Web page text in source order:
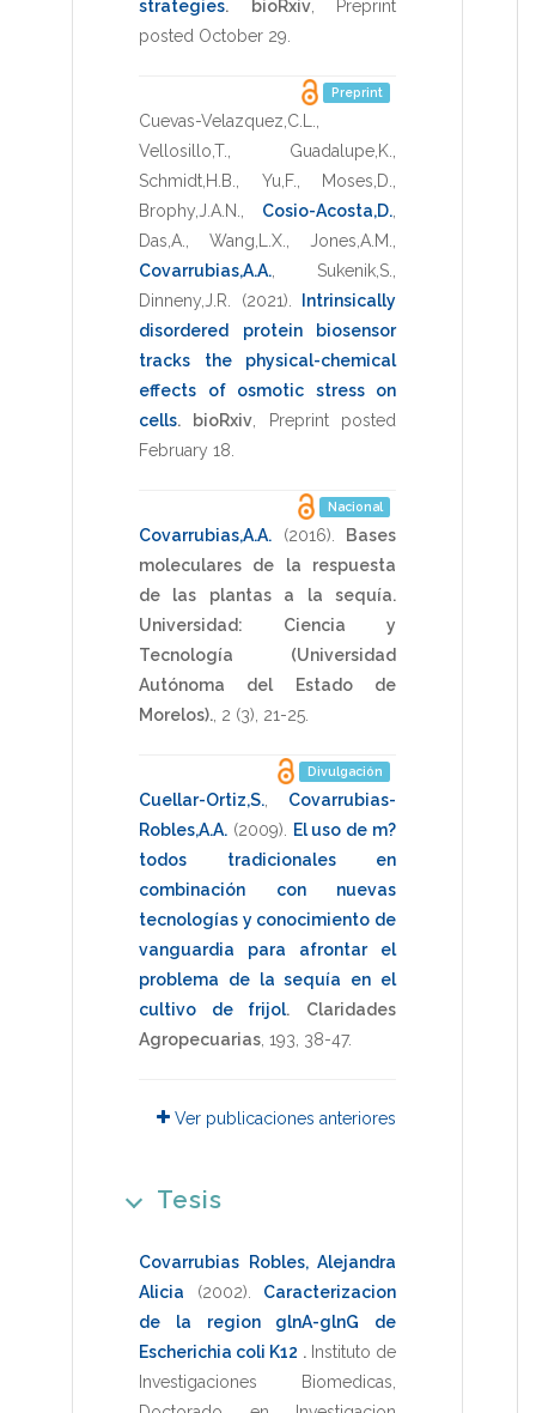
strategies. bioRxiv,
Preprint
posted October 29
Preprint
Cuevas-Velazquez,C.L.
Vellosillo,T.
Guadalupe,K.
Schmidt,H.B.
Yu,F. Moses,D.
Brophy,J.A.N.
Cosio-Acosta,D.
Das,A.
Wang,L.X. Jones,A.M.
Covarrubias,A.A.
Sukenik,S.
Dinneny,J.R.
(2021)
Intrinsically
disordered protein biosensor
tracks the physical-chemical
effects of osmotic stress on
cells. bioRxiv
Preprint posted
February 18
Nacional
Covarrubias,A.A. (2016)
Bases
moleculares de la respuesta
de las plantas a la sequía.
Universidad: Ciencia y
Tecnología (Universidad
Autónoma del Estado de
Morelos). 2 (3), 21-25
Divulgación
Cuellar-Ortiz,S.
Covarrubias-
Robles,A.A. (2009)
El uso de m?
todos tradicionales en
combinación con nuevas
tecnologías y conocimiento de
vanguardia para afrontar el
problema de la sequía en el
cultivo de frijol.
Claridades
Agropecuarias 193 38-47.
Ver publicaciones anteriores
Tesis
Covarrubias Robles, Alejandra
Alicia
(2002)
Caracterizacion
de la region glnA-glnG de
Escherichia coli K12 . Instituto de
Investigaciones Biomedicas